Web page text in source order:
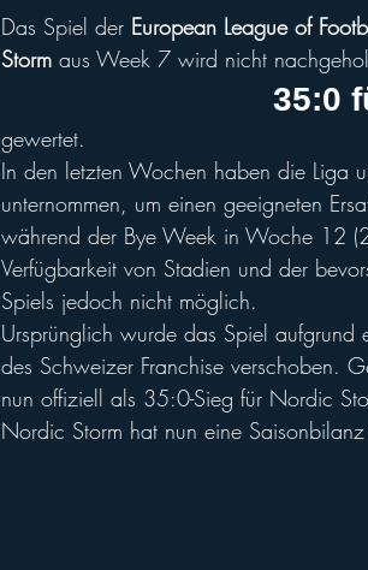
Das Spiel der European League of
Storm aus Week 7 wird nicht
35:0
gewertet.
In den letzten Wochen haben die Liga
unternommen, um einen geeigneten
während der Bye Week in Woche 12
Verfügbarkeit von Stadien und der
Spiels jedoch nicht möglich.
Ursprünglich wurde das Spiel aufgrund
des Schweizer Franchise verschoben.
nun offiziell als 35:0-Sieg für Nordic
Nordic Storm hat nun eine